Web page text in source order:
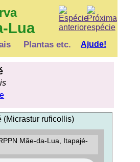
Lua
Plantas etc. Ajude!
Mãe-da-Lua, Itapajé-